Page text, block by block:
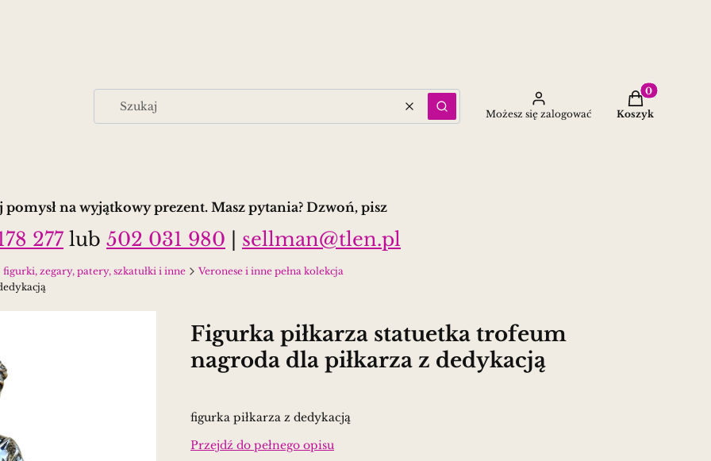
WyczyśćSzukaj Możesz się zalogować
Produkty w
Koszyk
pomysł na wyjątkowy prezent. Masz pytania? Dzwoń, pisz
277 lub 502 031 980 sellman@tlen.pl
zegary, patery, szkatułki i inne
Veronese i inne pełna kolekcja
Figurka piłkarza statuetka trofeum
nagroda dla piłkarza z dedykacją
figurka piłkarza z dedykacją
Przejdź do pełnego opisu